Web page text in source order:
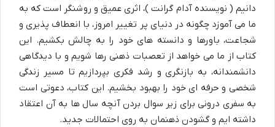
دانیم ( نویسنده آدام گرانت )، اثری عمیق و روشنگر است که به
ما می آموزد چگونه در دنیای پر تغییر امروز، با انعطاف پذیری و
شجاعت، باورها و دانسته های خود را به چالش بکشیم. این
کتاب از ما می خواهد از تعصبات ذهنی رها شویم و با دیدگاهی
دانشمندانه، به بازنگری و رشد فکری بپردازیم تا مسیر زندگی
شخصی و حرفه ای خود را بهبود بخشیم. این کتاب، دعوتی است
به سفری درونی برای زیر سوال بردن آنچه سال ها به آن اعتقاد
داشته ایم و گشودن ذهنمان به روی احتمالات جدید.